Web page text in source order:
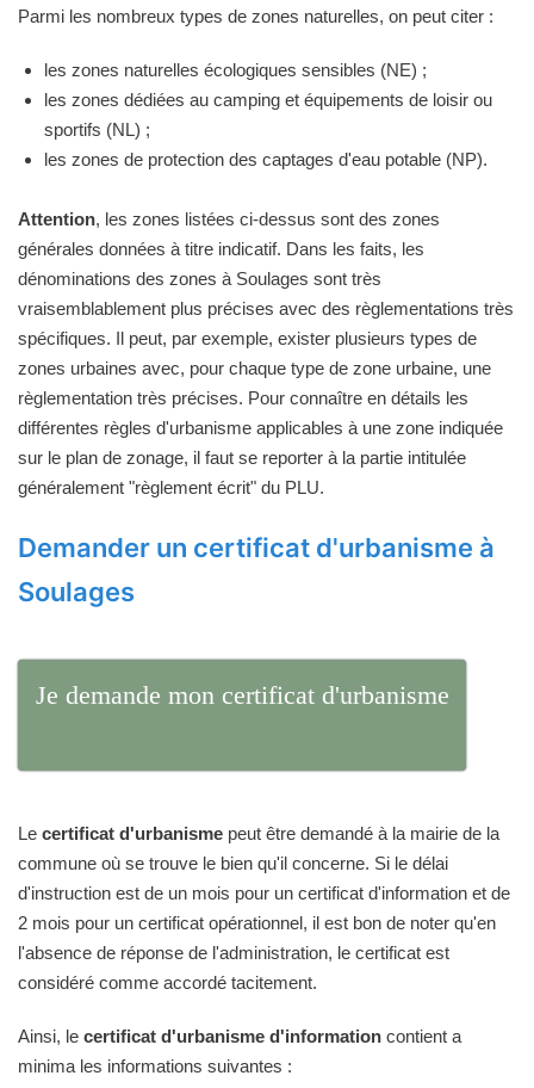
Parmi les nombreux types de zones naturelles, on peut citer :
les zones naturelles écologiques sensibles (NE) ;
les zones dédiées au camping et équipements de loisir ou
sportifs (NL) ;
les zones de protection des captages d'eau potable (NP).
Attention, les zones listées ci-dessus sont des zones
générales données à titre indicatif. Dans les faits, les
dénominations des zones à Soulages sont très
vraisemblablement plus précises avec des règlementations très
spécifiques. Il peut, par exemple, exister plusieurs types de
zones urbaines avec, pour chaque type de zone urbaine, une
règlementation très précises. Pour connaître en détails les
différentes règles d'urbanisme applicables à une zone indiquée
sur le plan de zonage, il faut se reporter à la partie intitulée
généralement "règlement écrit" du PLU.
Demander un certificat d'urbanisme à
Soulages
Je demande mon certificat d'urbanisme
Le certificat d'urbanisme peut être demandé à la mairie de la
commune où se trouve le bien qu'il concerne. Si le délai
d'instruction est de un mois pour un certificat d'information et de
2 mois pour un certificat opérationnel, il est bon de noter qu'en
l'absence de réponse de l'administration, le certificat est
considéré comme accordé tacitement.
Ainsi, le certificat d'urbanisme d'information contient a
minima les informations suivantes :